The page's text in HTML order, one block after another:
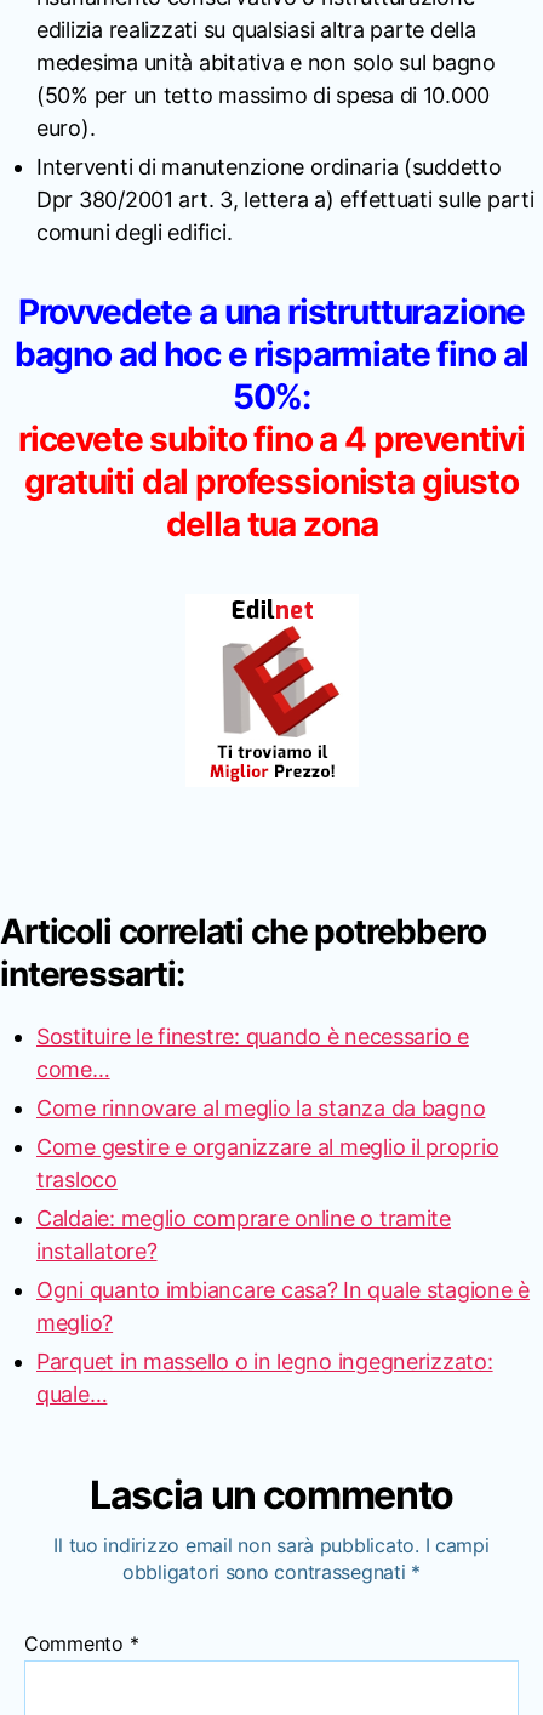
edilizia realizzati su qualsiasi altra parte della
medesima unità abitativa e non solo sul bagno
(50% per un tetto massimo di spesa di 10.000
euro).
Interventi di manutenzione ordinaria (suddetto
Dpr 380/2001 art. 3, lettera a) effettuati sulle parti
comuni degli edifici.
Provvedete a una ristrutturazione
bagno ad hoc e risparmiate fino al
50%:
ricevete subito fino a 4 preventivi
gratuiti dal professionista giusto
della tua zona
Articoli correlati che potrebbero
interessarti:
Sostituire le finestre: quando è necessario e
come…
Come rinnovare al meglio la stanza da bagno
Come gestire e organizzare al meglio il proprio
trasloco
Caldaie: meglio comprare online o tramite
installatore?
Ogni quanto imbiancare casa? In quale stagione è
meglio?
Parquet in massello o in legno ingegnerizzato:
quale…
Lascia un commento
Il tuo indirizzo email non sarà pubblicato. I campi
obbligatori sono contrassegnati *
Commento *